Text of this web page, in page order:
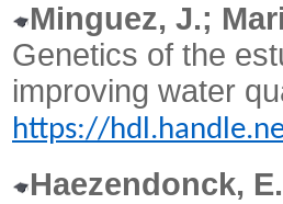
Minguez, J.;
Genetics of the
improving water
https://
Haezendonck,